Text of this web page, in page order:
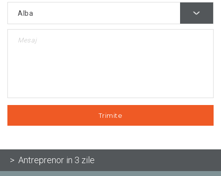
> Antreprenor in 3 zile